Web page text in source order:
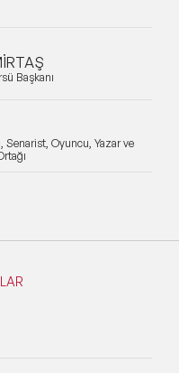
Başkanı
Senarist, Oyuncu, Yazar ve